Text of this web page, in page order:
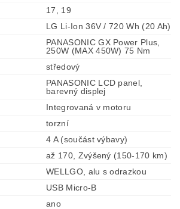
17, 19
LG Li-Ion 36V / 720 Wh (20 Ah)
PANASONIC GX Power Plus,
250W (MAX 450W) 75 Nm
středový
PANASONIC LCD panel,
barevný displej
Integrovaná v motoru
torzní
4 A (součást výbavy)
až 170, Zvýšený (150-170 km)
WELLGO, alu s odrazkou
USB Micro-B
ano